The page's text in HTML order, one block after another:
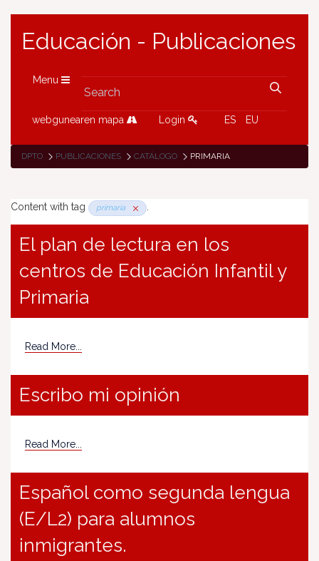
Educación - Publicaciones
Menu
webgunearen mapa Login ES EU
DPTO PUBLICACIONES CATÁLOGO PRIMARIA
Content with tag primaria .
El plan de lectura en los
centros de Educación Infantil y
Primaria
Read More...
Escribo mi opinión
Read More...
Español como segunda lengua
(E/L2) para alumnos
inmigrantes.